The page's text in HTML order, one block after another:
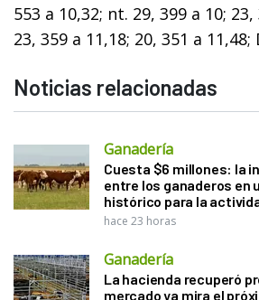
553 a 10,32; nt. 29, 399 a 10; 23,
23, 359 a 11,18; 20, 351 a 11,48;
Noticias relacionadas
Ganadería
Cuesta $6 millones: la
entre los ganaderos en
histórico para la
hace 23 horas
Ganadería
La hacienda recuperó
mercado ya mira el